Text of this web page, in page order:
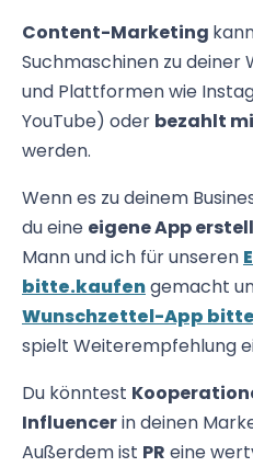
Content-Marketing
Suchmaschinen zu deiner
und Plattformen wie
YouTube) oder bezahlt
werden.
Wenn es zu deinem
du eine eigene App
Mann und ich für unseren
bitte.kaufengemacht
Wunschzettel-App
spielt Weiterempfehlung
Du könntest
Influencerin deinen
Außerdem ist PR eine